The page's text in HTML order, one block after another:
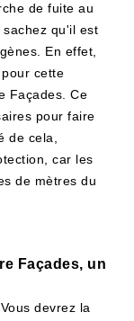
de fuite au
qu'il est
En effet,
cette
Façades. Ce
pour faire
de cela,
car les
de mètres du
Façades, un
devrez la